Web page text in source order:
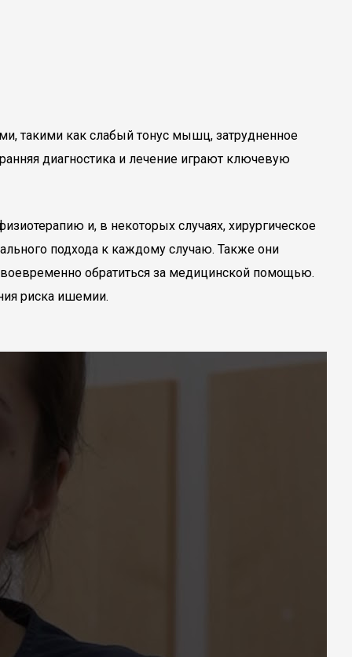
такими как слабый тонус мышц, затрудненное
диагностика и лечение играют ключевую
и, в некоторых случаях, хирургическое
подхода к каждому случаю. Также они
обратиться за медицинской помощью.
риска ишемии.